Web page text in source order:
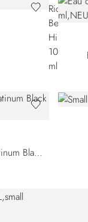
Маленький фарфоровый слон Platinum Black Shiny